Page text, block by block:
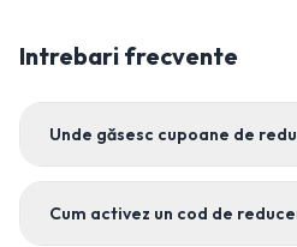
Intrebari frecvente
Unde găsesc cupoane de
Cum activez un cod de